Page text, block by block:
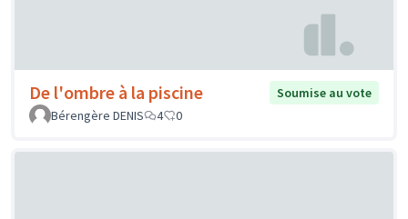
De l'ombre à la piscine
Soumise au vote
Bérengère DENIS
4 0